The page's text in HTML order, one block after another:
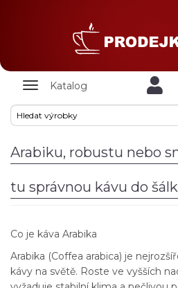
Zobrazit
Katalog
Arabiku, robustu nebo
tu správnou kávu do
Co je káva Arabika
Arabika (Coffea arabica) je
kávy na světě. Roste ve vyšších